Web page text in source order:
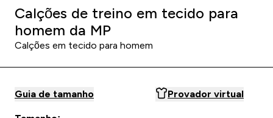
Calções de treino em tecido para
homem da MP
Calções em tecido para homem
Guia de tamanho Provador virtual